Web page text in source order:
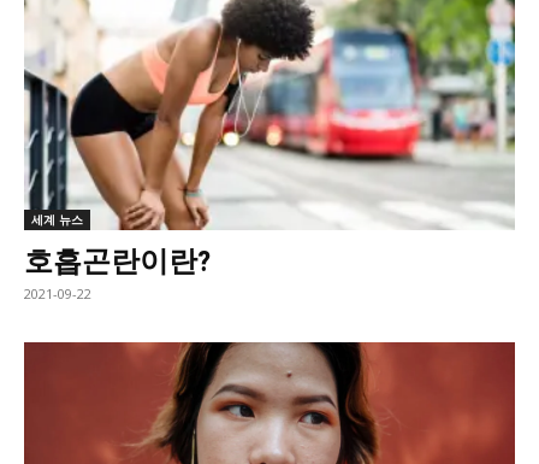
세계 뉴스
호흡곤란이란?
2021-09-22